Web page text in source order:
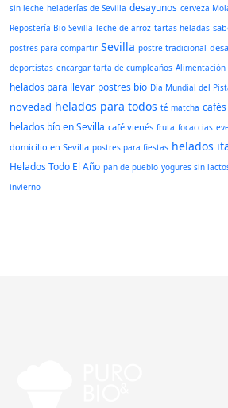
sin leche heladerías de Sevilla desayunos cerveza
Repostería Bio Sevilla leche de arroz tartas heladas
postres para compartir Sevilla postre tradicional
deportistas encargar tarta de cumpleaños Alimentación
helados para llevar postres bío Día Mundial del
novedad helados para todos té matcha
helados bío en Sevilla café vienés fruta focaccias
domicilio en Sevilla postres para fiestas helados
Helados Todo El Año pan de pueblo yogures sin
invierno